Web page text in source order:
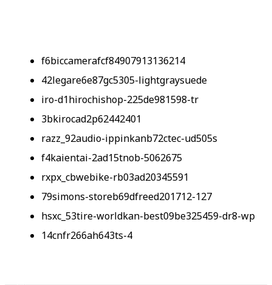
f6biccamerafcf84907913136214
42legare6e87gc5305-lightgraysuede
iro-d1hirochishop-225de981598-tr
3bkirocad2p62442401
razz_92audio-ippinkanb72ctec-ud505s
f4kaientai-2ad15tnob-5062675
rxpx_cbwebike-rb03ad20345591
79simons-storeb69dfreed201712-127
hsxc_53tire-worldkan-best09be325459-dr8-wp
14cnfr266ah643ts-4